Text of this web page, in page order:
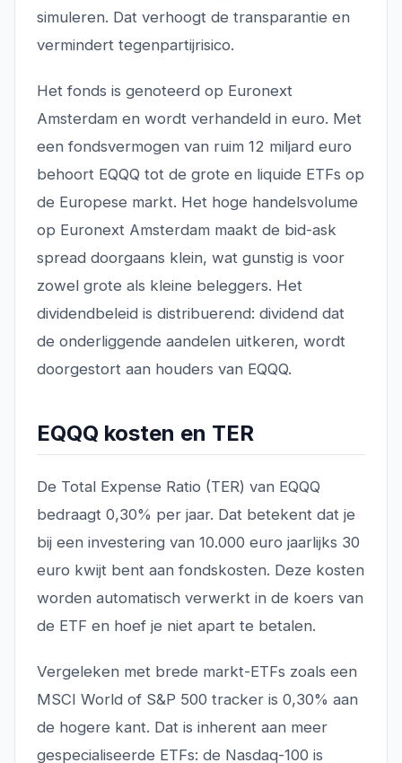
simuleren. Dat verhoogt de transparantie en
vermindert tegenpartijrisico.
Het fonds is genoteerd op Euronext
Amsterdam en wordt verhandeld in euro. Met
een fondsvermogen van ruim 12 miljard euro
behoort EQQQ tot de grote en liquide ETFs op
de Europese markt. Het hoge handelsvolume
op Euronext Amsterdam maakt de bid-ask
spread doorgaans klein, wat gunstig is voor
zowel grote als kleine beleggers. Het
dividendbeleid is distribuerend: dividend dat
de onderliggende aandelen uitkeren, wordt
doorgestort aan houders van EQQQ.
EQQQ kosten en TER
De Total Expense Ratio (TER) van EQQQ
bedraagt 0,30% per jaar. Dat betekent dat je
bij een investering van 10.000 euro jaarlijks 30
euro kwijt bent aan fondskosten. Deze kosten
worden automatisch verwerkt in de koers van
de ETF en hoef je niet apart te betalen.
Vergeleken met brede markt-ETFs zoals een
MSCI World of S&P 500 tracker is 0,30% aan
de hogere kant. Dat is inherent aan meer
gespecialiseerde ETFs: de Nasdaq-100 is